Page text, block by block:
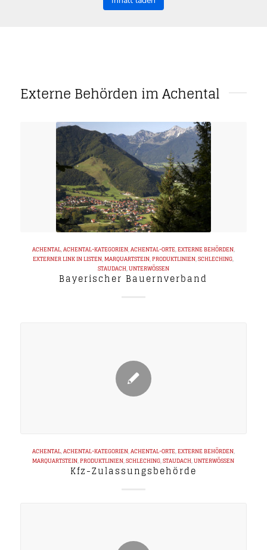
Externe Behörden im Achental
ACHENTAL,ACHENTAL-KATEGORIEN,ACHENTAL-ORTE,EXTERNE BEHÖRDEN,
EXTERNER LINK IN LISTEN,MARQUARTSTEIN,PRODUKTLINIEN,SCHLECHING,
STAUDACH,UNTERWÖSSEN
Bayerischer Bauernverband
ACHENTAL,ACHENTAL-KATEGORIEN,ACHENTAL-ORTE,EXTERNE BEHÖRDEN,
MARQUARTSTEIN,PRODUKTLINIEN,SCHLECHING,STAUDACH,UNTERWÖSSEN
Kfz-Zulassungsbehörde